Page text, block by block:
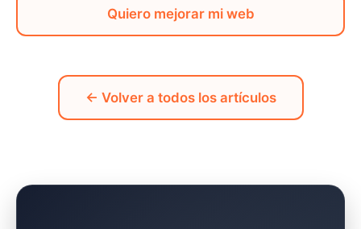
Quiero mejorar mi web
← Volver a todos los artículos